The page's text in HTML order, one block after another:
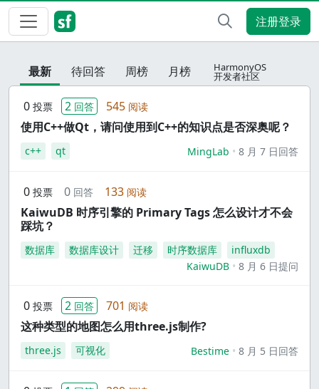
注册登录
最新 待回答 周榜 月榜 HarmonyOS
开发者社区
0 投票 2 回答 545 阅读
使用C++做Qt，请问使用到C++的知识点是否深奥呢？
c++ qt MingLab 8 月 7 日回答
0 投票 0 回答 133 阅读
KaiwuDB 时序引擎的 Primary Tags 怎么设计才不会
踩坑？
数据库 数据库设计 迁移 时序数据库
influxdb
KaiwuDB
8 月 6 日提问
0 投票 2 回答 701 阅读
这种类型的地图怎么用three.js制作?
three.js 可视化 Bestime 8 月 5 日回答